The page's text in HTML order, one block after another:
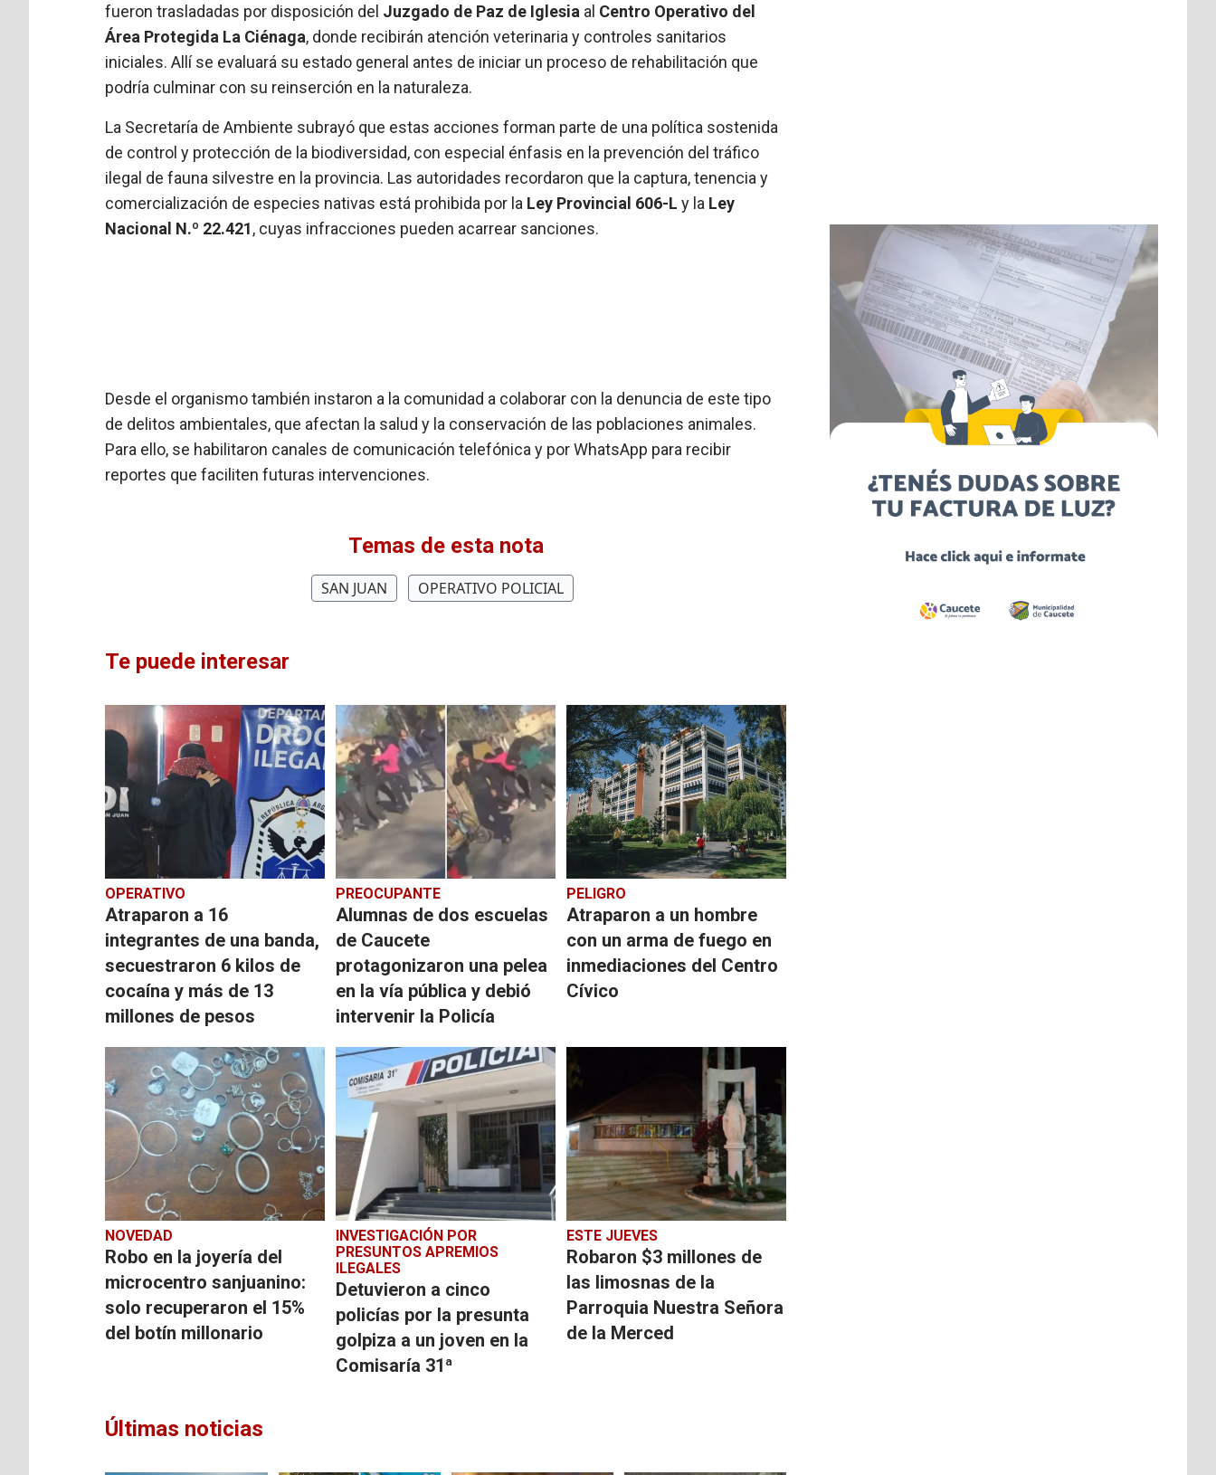
fueron trasladadas por disposición del Juzgado de Paz de Iglesia al Centro Operativo del
Área Protegida La Ciénaga, donde recibirán atención veterinaria y controles sanitarios
iniciales. Allí se evaluará su estado general antes de iniciar un proceso de rehabilitación que
podría culminar con su reinserción en la naturaleza.
La Secretaría de Ambiente subrayó que estas acciones forman parte de una política sostenida
de control y protección de la biodiversidad, con especial énfasis en la prevención del tráfico
ilegal de fauna silvestre en la provincia. Las autoridades recordaron que la captura, tenencia y
comercialización de especies nativas está prohibida por la Ley Provincial 606-L y la Ley
Nacional N.º 22.421, cuyas infracciones pueden acarrear sanciones.
Desde el organismo también instaron a la comunidad a colaborar con la denuncia de este tipo
de delitos ambientales, que afectan la salud y la conservación de las poblaciones animales.
Para ello, se habilitaron canales de comunicación telefónica y por WhatsApp para recibir
reportes que faciliten futuras intervenciones.
Temas de esta nota
SAN JUAN OPERATIVO POLICIAL
Te puede interesar
OPERATIVO
Atraparon a 16
integrantes de una banda,
secuestraron 6 kilos de
cocaína y más de 13
millones de pesos
PREOCUPANTE
Alumnas de dos escuelas
de Caucete
protagonizaron una pelea
en la vía pública y debió
intervenir la Policía
PELIGRO
Atraparon a un hombre
con un arma de fuego en
inmediaciones del Centro
Cívico
NOVEDAD
Robo en la joyería del
microcentro sanjuanino:
solo recuperaron el 15%
del botín millonario
INVESTIGACIÓN POR
PRESUNTOS APREMIOS
ILEGALES
Detuvieron a cinco
policías por la presunta
golpiza a un joven en la
Comisaría 31ª
ESTE JUEVES
Robaron $3 millones de
las limosnas de la
Parroquia Nuestra Señora
de la Merced
Últimas noticias